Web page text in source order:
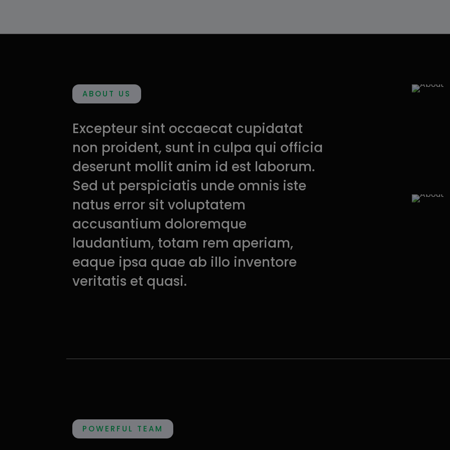
ABOUT US
Excepteur sint occaecat cupidatat
non proident, sunt in culpa qui officia
deserunt mollit anim id est laborum.
Sed ut perspiciatis unde omnis iste
natus error sit voluptatem
accusantium doloremque
laudantium, totam rem aperiam,
eaque ipsa quae ab illo inventore
veritatis et quasi.
POWERFUL TEAM